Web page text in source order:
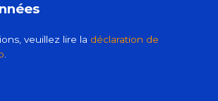
veuillez lire la déclaration de